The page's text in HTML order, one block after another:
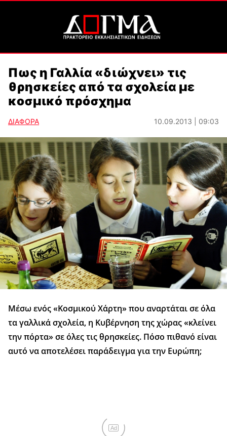
Πως η Γαλλία «διώχνει» τις
θρησκείες από τα σχολεία με
κοσμικό πρόσχημα
ΔΙΑΦΟΡΑ 10.09.2013 | 09:03
Μέσω ενός «Κοσμικού Χάρτη» που αναρτάται σε όλα
τα γαλλικά σχολεία, η Κυβέρνηση της χώρας «κλείνει
την πόρτα» σε όλες τις θρησκείες. Πόσο πιθανό είναι
αυτό να αποτελέσει παράδειγμα για την Ευρώπη;
Ad